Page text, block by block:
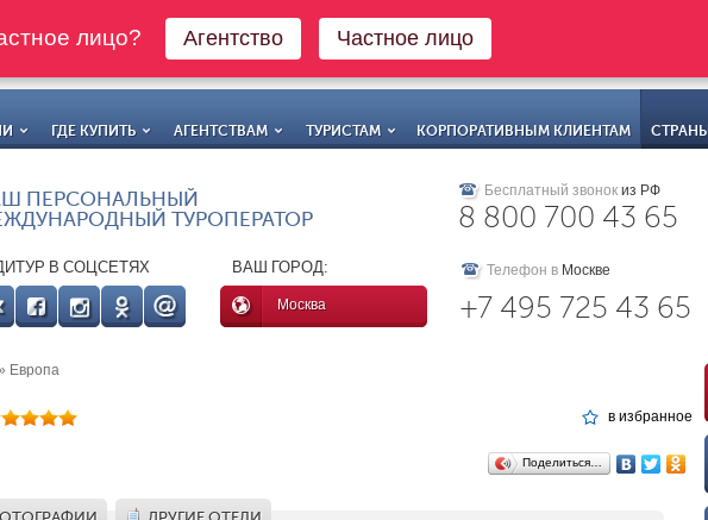
лицо? Агентство Частное лицо
ГДЕ КУПИТЬ АГЕНТСТВАМ ТУРИСТАМ КОРПОРАТИВНЫМ КЛИЕНТАМ СТРАНЫ
ПЕРСОНАЛЬНЫЙ
ТУРОПЕРАТОР
Бесплатный звонок из РФ
8 800 700 43 65
В СОЦСЕТЯХ ВАШ ГОРОД:
Москва
Телефон в Москве
+7 495 725 43 65
Европа
в избранное
Поделиться…